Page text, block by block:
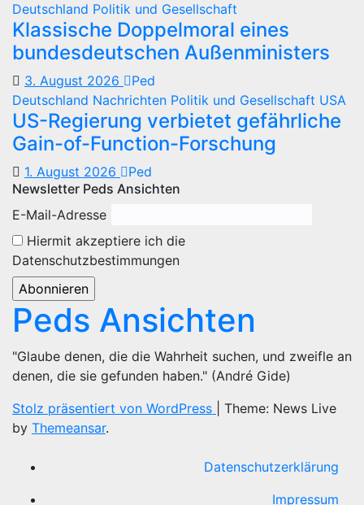
Deutschland Politik und Gesellschaft
Klassische Doppelmoral eines
bundesdeutschen Außenministers
3. August 2026
Ped
Deutschland Nachrichten Politik und Gesellschaft USA
US-Regierung verbietet gefährliche
Gain-of-Function-Forschung
1. August 2026
Ped
Newsletter Peds Ansichten
E-Mail-Adresse
Hiermit akzeptiere ich die
Datenschutzbestimmungen
Peds Ansichten
"Glaube denen, die die Wahrheit suchen, und zweifle an
denen, die sie gefunden haben." (André Gide)
Stolz präsentiert von WordPress
Theme: News Live
by Themeansar.
Datenschutzerklärung
Impressum